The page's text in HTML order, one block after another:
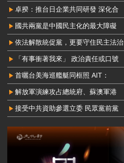
卓揆：推台日企業共同研發 深化合
國共兩黨是中國民主化的最大障礙
依法解散統促黨，更要守住民主法治
「有事衝著我來」 政治責任或口號
首曬台美海巡艦艇同框照 AIT：
解放軍演練攻占總統府、蘇澳軍港
接受中共資助參選立委 民眾黨前黨